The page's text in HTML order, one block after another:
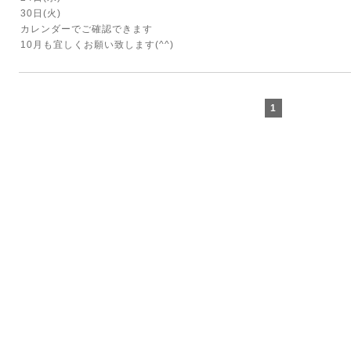
30日(火)
カレンダーでご確認できます
10月も宜しくお願い致します(^^)
1